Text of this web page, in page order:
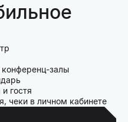
конференц-залы
гостя
чеки в личном кабинете